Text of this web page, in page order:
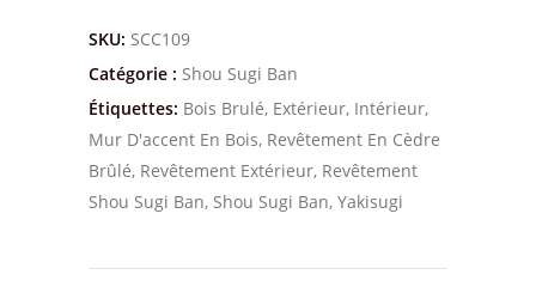
SKU: SCC109
Catégorie : Shou Sugi Ban
Étiquettes: Bois Brulé, Extérieur, Intérieur,
Mur D'accent En Bois, Revêtement En Cèdre
Brûlé, Revêtement Extérieur, Revêtement
Shou Sugi Ban, Shou Sugi Ban, Yakisugi